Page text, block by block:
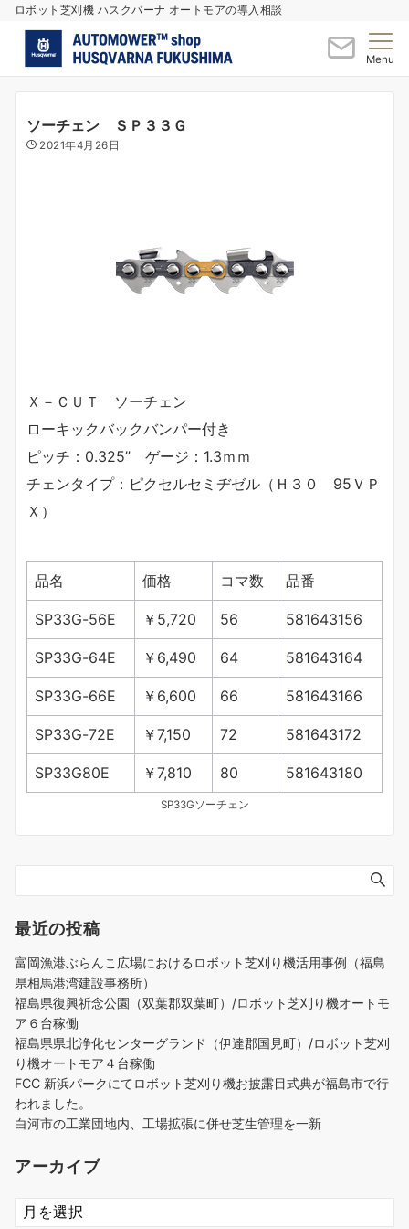
ロボット芝刈機 ハスクバーナ オートモアの導入相談
Menu
ソーチェン ＳＰ３３Ｇ
2021年4月26日
Ｘ－ＣＵＴ ソーチェン
ローキックバックバンパー付き
ピッチ：0.325” ゲージ：1.3ｍｍ
チェンタイプ：ピクセルセミヂゼル（Ｈ３０ 95ＶＰ
Ｘ）
品名 価格 コマ数 品番
SP33G-56E ￥5,720 56 581643156
SP33G-64E ￥6,490 64 581643164
SP33G-66E ￥6,600 66 581643166
SP33G-72E ￥7,150 72 581643172
SP33G80E ￥7,810 80 581643180
SP33Gソーチェン
最近の投稿
富岡漁港ぶらんこ広場におけるロボット芝刈り機活用事例（福島
県相馬港湾建設事務所）
福島県復興祈念公園（双葉郡双葉町）/ロボット芝刈り機オートモ
ア６台稼働
福島県県北浄化センターグランド（伊達郡国見町）/ロボット芝刈
り機オートモア４台稼働
FCC 新浜パークにてロボット芝刈り機お披露目式典が福島市で行
われました。
白河市の工業団地内、工場拡張に併せ芝生管理を一新
アーカイブ
ア
ー